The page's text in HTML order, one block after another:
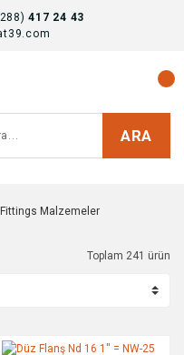
417 24 43
ARA
Fittings Malzemeler
Toplam 241 ürün